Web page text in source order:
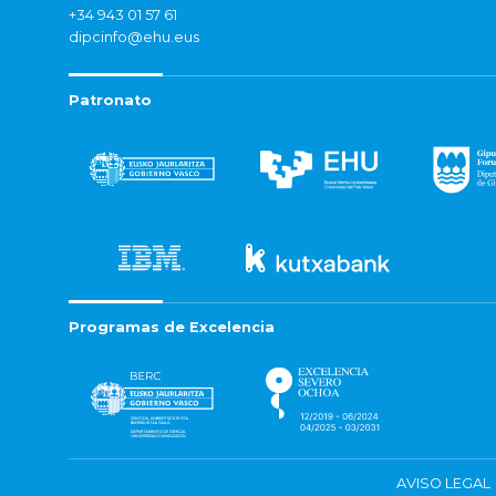
+34 943 01 57 61
dipcinfo@ehu.eus
Patronato
Programas de Excelencia
AVISO LEGAL